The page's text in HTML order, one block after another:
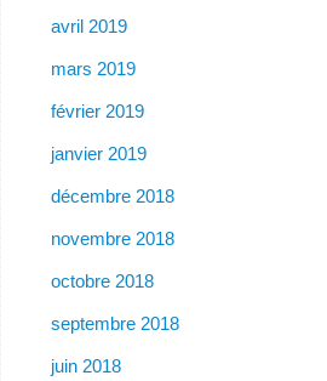
avril 2019
mars 2019
février 2019
janvier 2019
décembre 2018
novembre 2018
octobre 2018
septembre 2018
juin 2018